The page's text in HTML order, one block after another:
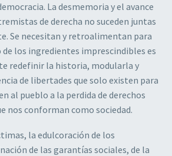
La desmemoria y el avance
de derecha no suceden juntas
Se necesitan y retroalimentan para
de los ingredientes imprescindibles es
redefinir la historia, modularla y
de libertades que solo existen para
al pueblo a la perdida de derechos
nos conforman como sociedad.
la edulcoración de los
de las garantías sociales, de la